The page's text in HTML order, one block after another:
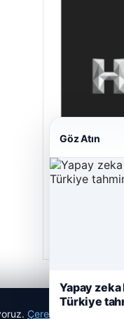
Prenses
Çerez Politikamız
Göz Atın
Yapay zeka
Türkiye